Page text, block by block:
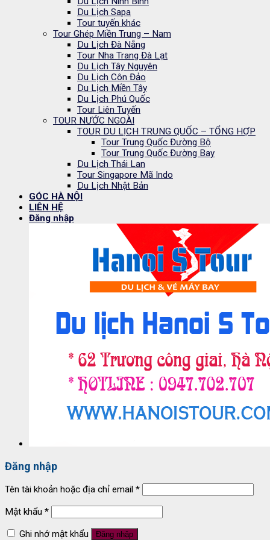
Du Lịch Sapa
Tour tuyến khác
Tour Ghép Miền Trung – Nam
Du Lịch Đà Nẵng
Tour Nha Trang Đà Lạt
Du Lịch Tây Nguyên
Du Lịch Côn Đảo
Du Lịch Miền Tây
Du Lịch Phú Quốc
Tour Liên Tuyến
TOUR NƯỚC NGOÀI
TOUR DU LỊCH TRUNG QUỐC – TỔNG HỢP
Tour Trung Quốc Đường Bộ
Tour Trung Quốc Đường Bay
Du Lịch Thái Lan
Tour Singapore Mã Indo
Du Lịch Nhật Bản
GÓC HÀ NỘI
LIÊN HỆ
Đăng nhập
Đăng nhập
Tên tài khoản hoặc địa chỉ email *
Mật khẩu *
Ghi nhớ mật khẩu Đăng nhập